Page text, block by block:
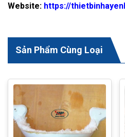
Website: https://
Sản Phẩm Cùng Loại